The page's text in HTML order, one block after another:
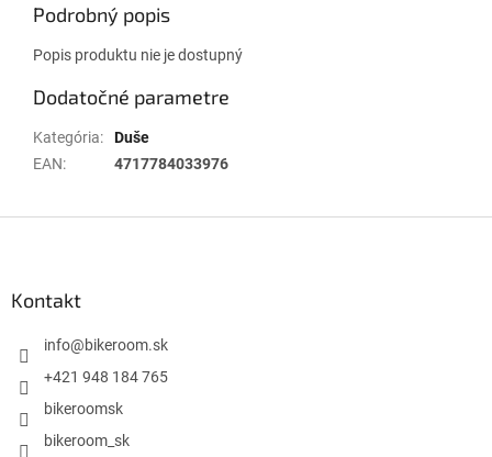
Podrobný popis
Popis produktu nie je dostupný
Dodatočné parametre
Kategória:
Duše
EAN: 4717784033976
Kontakt
info@bikeroom.sk
+421 948 184 765
bikeroomsk
bikeroom_sk